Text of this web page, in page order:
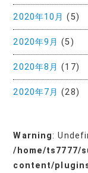
2020年10月 (5)
2020年9月 (5)
2020年8月 (17)
2020年7月 (28)
Warning:
/home/ts7777/
content/